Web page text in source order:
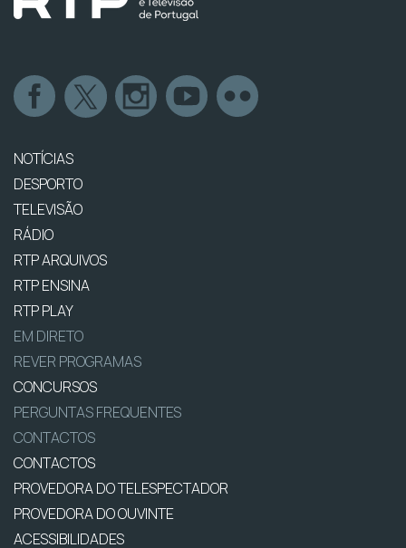
NOTÍCIAS
DESPORTO
TELEVISÃO
RÁDIO
RTP ARQUIVOS
RTP ENSINA
RTP PLAY
EM DIRETO
REVER PROGRAMAS
CONCURSOS
PERGUNTAS FREQUENTES
CONTACTOS
CONTACTOS
PROVEDORA DO TELESPECTADOR
PROVEDORA DO OUVINTE
ACESSIBILIDADES